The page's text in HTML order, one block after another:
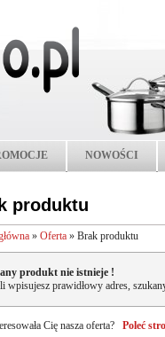
NOWOŚCI
produktu
» Oferta » Brak produktu
produkt nie istnieje !
wpisujesz prawidłowy adres,
Cię nasza oferta? Poleć